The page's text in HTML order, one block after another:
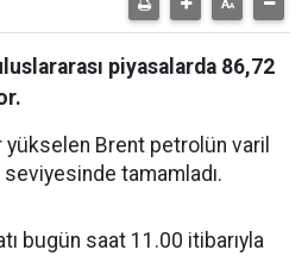
piyasalarda 86,72
yükselen Brent petrolün varil
tamamladı.
bugün saat 11.00 itibarıyla